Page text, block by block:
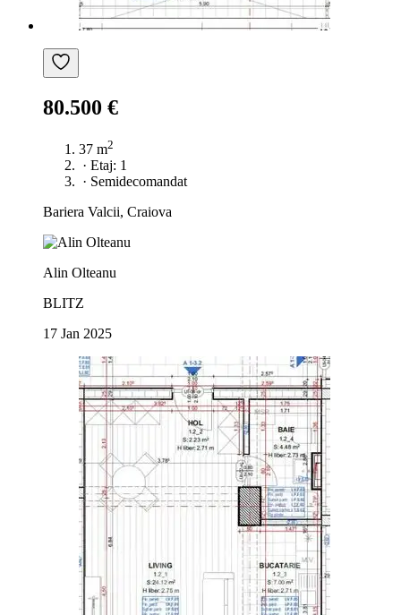
80.500 €
37 m2
· Etaj: 1
· Semidecomandat
Bariera Valcii, Craiova
Alin Olteanu
BLITZ
17 Jan 2025